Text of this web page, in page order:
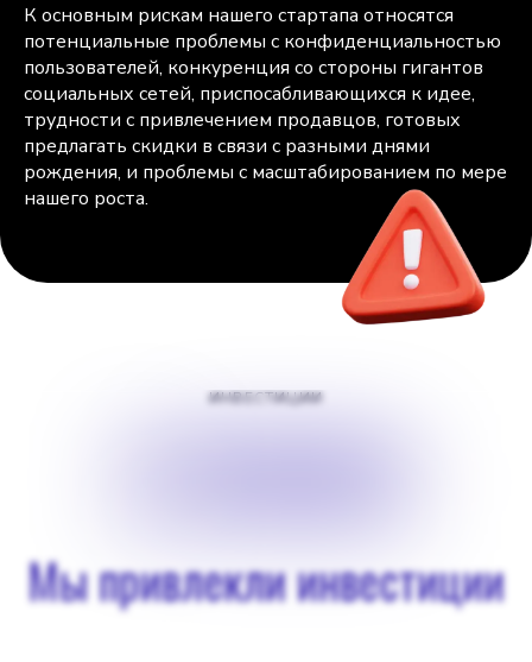
К основным рискам нашего стартапа относятся
потенциальные проблемы с конфиденциальностью
пользователей, конкуренция со стороны гигантов
социальных сетей, приспосабливающихся к идее,
трудности с привлечением продавцов, готовых
предлагать скидки в связи с разными днями
рождения, и проблемы с масштабированием по мере
нашего роста.
ИНВЕСТИЦИИ
Мы привлекли инвестиции